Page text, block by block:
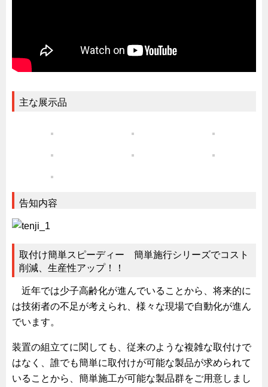
PICK UP NEWS
ポンチ絵の基礎と描き方
ズバッとお悩み解決 テクニカル Q and A
瀧源点回帰
ECOLOGY NEWS SCRAMBLE
わが街わが支店
支店所在地（歴史探訪）
ニッポン再発見
あれこれWATCH
４コマ漫画 のんきなのんちゃん
CATEGORY タキゲンinfo.
主な展示品
告知内容
取付け簡単スピーディー 簡単施行シリーズでコスト
削減、生産性アップ！！
近年では少子高齢化が進んでいることから、将来的に
は技術者の不足が考えられ、様々な現場で自動化が進ん
でいます。
装置の組立てに関しても、従来のような複雑な取付けで
はなく、誰でも簡単に取付けが可能な製品が求められて
いることから、簡単施工が可能な製品群をご用意しまし